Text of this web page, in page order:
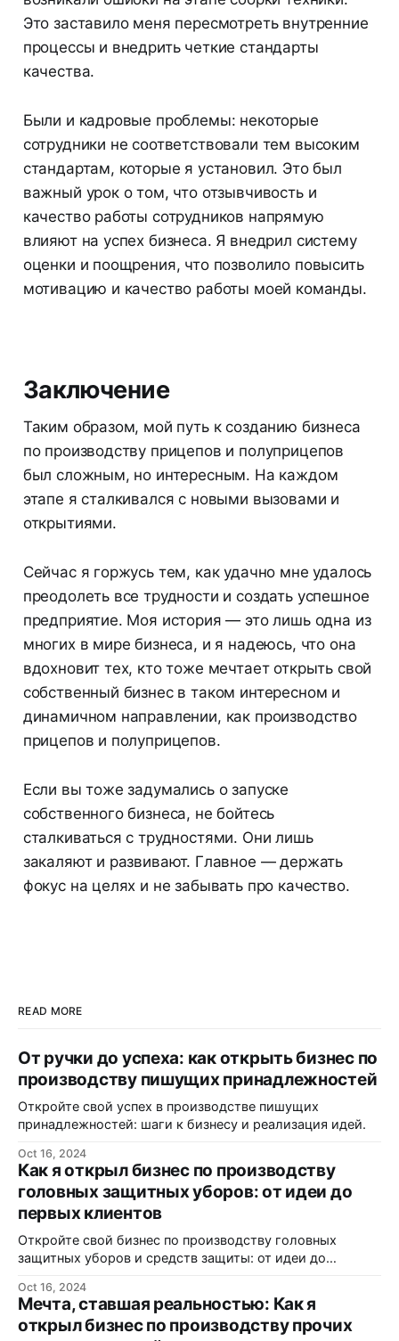
Это заставило меня пересмотреть внутренние
процессы и внедрить четкие стандарты
качества.
Были и кадровые проблемы: некоторые
сотрудники не соответствовали тем высоким
стандартам, которые я установил. Это был
важный урок о том, что отзывчивость и
качество работы сотрудников напрямую
влияют на успех бизнеса. Я внедрил систему
оценки и поощрения, что позволило повысить
мотивацию и качество работы моей команды.
Заключение
Таким образом, мой путь к созданию бизнеса
по производству прицепов и полуприцепов
был сложным, но интересным. На каждом
этапе я сталкивался с новыми вызовами и
открытиями.
Сейчас я горжусь тем, как удачно мне удалось
преодолеть все трудности и создать успешное
предприятие. Моя история — это лишь одна из
многих в мире бизнеса, и я надеюсь, что она
вдохновит тех, кто тоже мечтает открыть свой
собственный бизнес в таком интересном и
динамичном направлении, как производство
прицепов и полуприцепов.
Если вы тоже задумались о запуске
собственного бизнеса, не бойтесь
сталкиваться с трудностями. Они лишь
закаляют и развивают. Главное — держать
фокус на целях и не забывать про качество.
READ MORE
От ручки до успеха: как открыть бизнес по
производству пишущих принадлежностей
Откройте свой успех в производстве пишущих
принадлежностей: шаги к бизнесу и реализация идей.
Oct 16, 2024
Как я открыл бизнес по производству
головных защитных уборов: от идеи до
первых клиентов
Откройте свой бизнес по производству головных
защитных уборов и средств защиты: от идеи до
Oct 16, 2024
Мечта, ставшая реальностью: Как я
открыл бизнес по производству прочих